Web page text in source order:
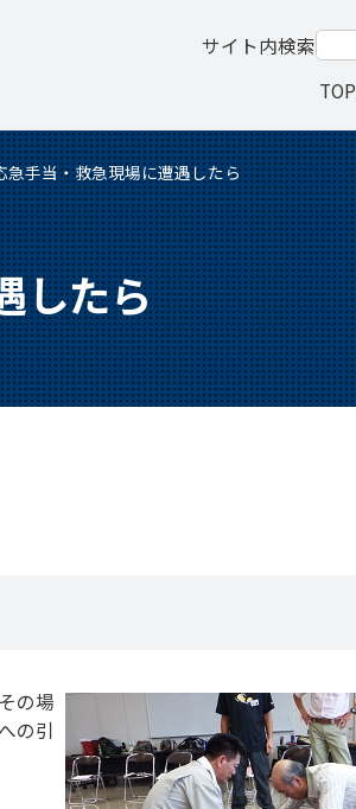
サイト内検索
TOP
急手当・救急現場に遭遇したら
したら
の場
の引